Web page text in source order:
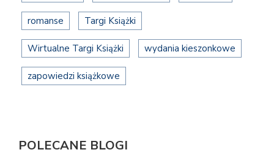
romanse Targi Książki
Wirtualne Targi Książki wydania kieszonkowe
zapowiedzi książkowe
POLECANE BLOGI